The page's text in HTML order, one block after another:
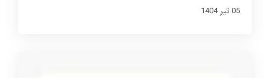
05 تير 1404